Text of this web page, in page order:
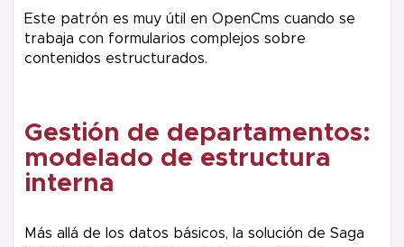
Este patrón es muy útil en OpenCms cuando se
trabaja con formularios complejos sobre
contenidos estructurados.
Gestión de departamentos:
modelado de estructura
interna
Más allá de los datos básicos, la solución de Saga